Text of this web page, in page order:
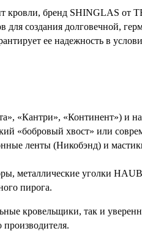
кровли, бренд SHINGLAS
для создания долговечной,
ее надежность в
«Кантри», «Континент») и
«бобровый хвост» или
ленты (Никобэнд) и
металлические уголки
пирога.
кровельщики, так и